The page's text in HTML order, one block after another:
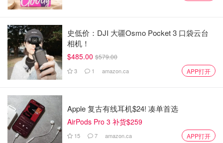
史低价：DJI 大疆Osmo Pocket 3 口袋云台
相机！
$485.00 $579.00
3 1 amazon.ca APP打开
Apple 复古有线耳机$24! 凑单首选
AirPods Pro 3 补货$259
15 7 amazon.ca APP打开